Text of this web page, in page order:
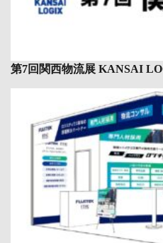
第7回関西物流展 KANSAI